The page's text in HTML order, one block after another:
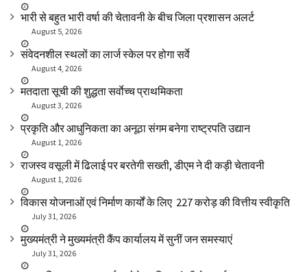
भारी से बहुत भारी वर्षा की चेतावनी के बीच जिला प्रशासन अलर्ट
August 5, 2026
संवेदनशील स्थलों का लार्ज स्केल पर होगा सर्वे
August 4, 2026
मतदाता सूची की शुद्धता सर्वाेच्च प्राथमिकता
August 3, 2026
प्रकृति और आधुनिकता का अनूठा संगम बनेगा राष्ट्रपति उद्यान
August 1, 2026
राजस्व वसूली में ढिलाई पर बरतेगी सख्ती, डीएम ने दी कड़ी चेतावनी
August 1, 2026
विकास योजनाओं एवं निर्माण कार्यों के लिए ₹ 227 करोड़ की वित्तीय स्वीकृति
July 31, 2026
मुख्यमंत्री ने मुख्यमंत्री कैंप कार्यालय में सुनीं जन समस्याएं
July 31, 2026